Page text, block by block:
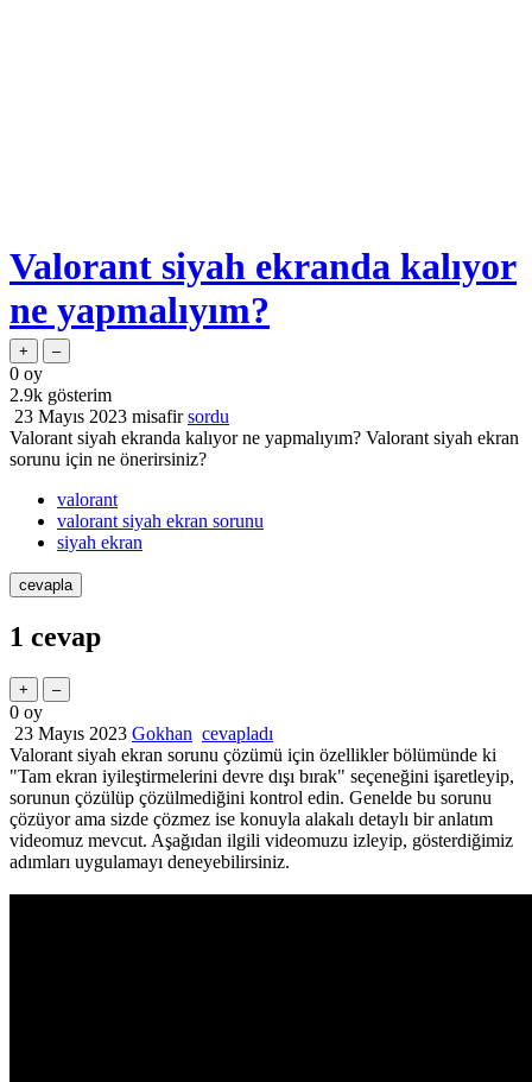
Valorant siyah ekranda kalıyor
ne yapmalıyım?
0 oy
2.9k gösterim
23 Mayıs 2023 misafir sordu
Valorant siyah ekranda kalıyor ne yapmalıyım? Valorant siyah ekran
sorunu için ne önerirsiniz?
valorant
valorant siyah ekran sorunu
siyah ekran
1 cevap
0 oy
23 Mayıs 2023 Gokhan cevapladı
Valorant siyah ekran sorunu çözümü için özellikler bölümünde ki
"Tam ekran iyileştirmelerini devre dışı bırak" seçeneğini işaretleyip,
sorunun çözülüp çözülmediğini kontrol edin. Genelde bu sorunu
çözüyor ama sizde çözmez ise konuyla alakalı detaylı bir anlatım
videomuz mevcut. Aşağıdan ilgili videomuzu izleyip, gösterdiğimiz
adımları uygulamayı deneyebilirsiniz.